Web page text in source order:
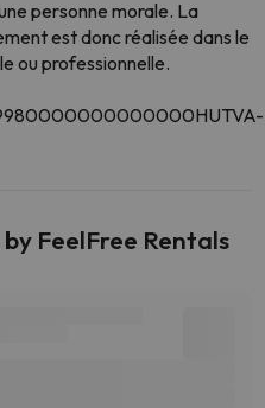
personne morale. La
est donc réalisée dans le
ou professionnelle.
FeelFree Rentals